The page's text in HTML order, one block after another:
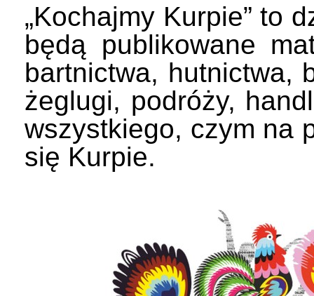
„Kochajmy Kurpie” to
będą publikowane
bartnictwa, hutnictwa,
żeglugi, podróży,
wszystkiego, czym na
się Kurpie.